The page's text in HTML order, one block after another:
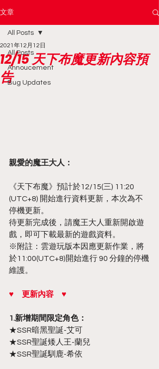
文章
All Posts
Annoucement
Bug Updates
All Posts
12/15 天下布魔更新內容預
告
2021年12月12日
親愛的魔王大人：
《天下布魔》預計於12/15(三) 11:20
(UTC+8) 開始進行資料更新，本次為不
停機更新。
待更新完成後，請魔王大人重新開啟遊
戲，即可下載最新的遊戲資料。
※附註：雲遊玩版本因應更新作業，將
於11:00(UTC+8)開始進行 90 分鐘的停機
維護。
♥　更新內容　♥
1.新增期間限定角色：
★SSR暗黑聖誕-艾可
★SSR聖誕矮人王-蘭兒
★SSR聖誕馴鹿-希依